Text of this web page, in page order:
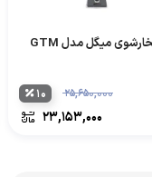
تی بخارشوی میگل مدل GTM
۲۵,۶۵۰,۰۰۰
۲۳,۱۵۳,۰۰۰
۱۰